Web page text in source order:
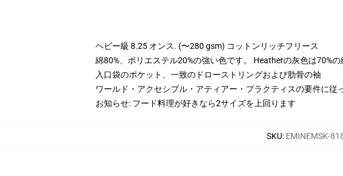
ヘビー級 8.25 オンス. (〜280 gsm) コットンリッチフリース
綿80%、ポリエステル20%の強い色です。 Heatherの灰色は70%
入口袋のポケット、一致のドローストリングおよび肋骨の袖
ワールド・アクセシブル・アティアー・プラクティスの要件に従
お知らせ: フード料理が好きなら2サイズを上回ります
SKU: EMINEMSK-